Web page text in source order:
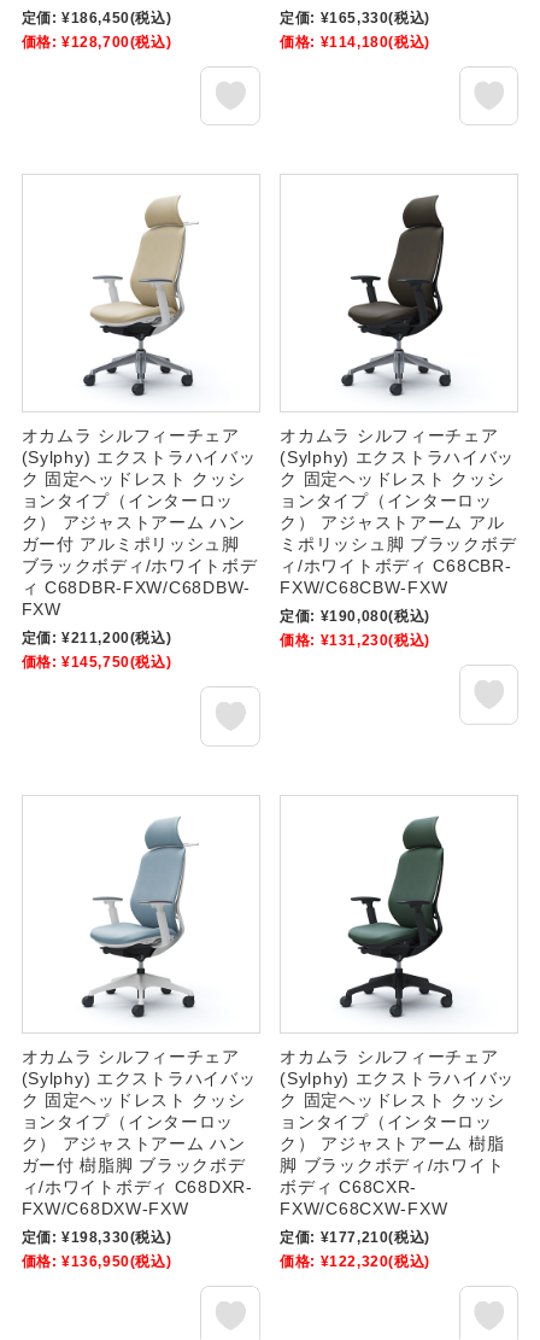
定価: ¥186,450(税込)
価格: ¥128,700(税込)
定価: ¥165,330(税込)
価格: ¥114,180(税込)
オカムラ シルフィーチェア
(Sylphy) エクストラハイバッ
ク 固定ヘッドレスト クッシ
ョンタイプ（インターロッ
ク） アジャストアーム ハン
ガー付 アルミポリッシュ脚
ブラックボディ/ホワイトボデ
ィ C68DBR-FXW/C68DBW-
FXW
定価: ¥211,200(税込)
価格: ¥145,750(税込)
オカムラ シルフィーチェア
(Sylphy) エクストラハイバッ
ク 固定ヘッドレスト クッシ
ョンタイプ（インターロッ
ク） アジャストアーム アル
ミポリッシュ脚 ブラックボデ
ィ/ホワイトボディ C68CBR-
FXW/C68CBW-FXW
定価: ¥190,080(税込)
価格: ¥131,230(税込)
オカムラ シルフィーチェア
(Sylphy) エクストラハイバッ
ク 固定ヘッドレスト クッシ
ョンタイプ（インターロッ
ク） アジャストアーム ハン
ガー付 樹脂脚 ブラックボデ
ィ/ホワイトボディ C68DXR-
FXW/C68DXW-FXW
定価: ¥198,330(税込)
価格: ¥136,950(税込)
オカムラ シルフィーチェア
(Sylphy) エクストラハイバッ
ク 固定ヘッドレスト クッシ
ョンタイプ（インターロッ
ク） アジャストアーム 樹脂
脚 ブラックボディ/ホワイト
ボディ C68CXR-
FXW/C68CXW-FXW
定価: ¥177,210(税込)
価格: ¥122,320(税込)